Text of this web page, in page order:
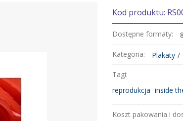
Kod produktu:
Dostępne formaty:
Kategoria: Plakaty /
Tagi:
reprodukcja inside
Koszt pakowania i